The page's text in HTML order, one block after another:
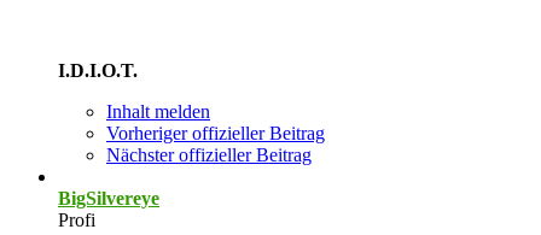
I.D.I.O.T.
Inhalt melden
Vorheriger offizieller Beitrag
Nächster offizieller Beitrag
BigSilvereye
Profi